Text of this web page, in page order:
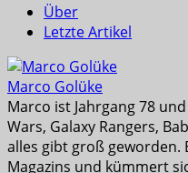
Über
Letzte Artikel
Marco Golüke
Marco ist Jahrgang 78
Wars, Galaxy Rangers,
alles gibt groß geworden.
Magazins und kümmert